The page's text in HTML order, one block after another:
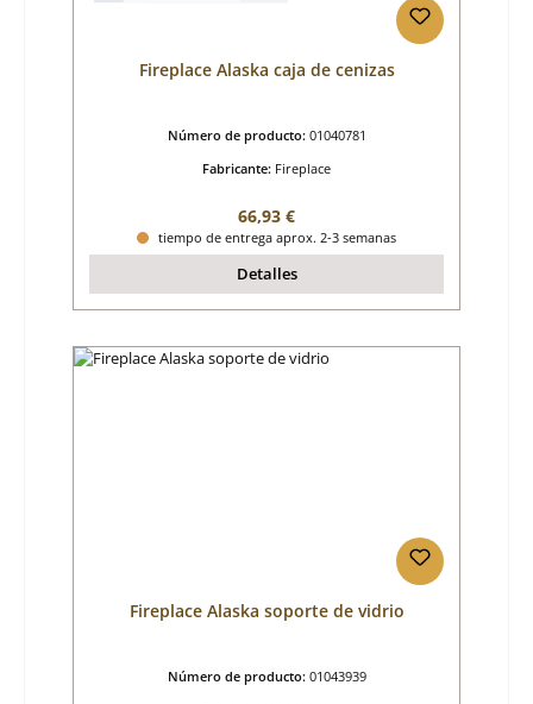
Fireplace Alaska caja de cenizas
Número de producto: 01040781
Fabricante: Fireplace
Precio normal:
66,93 €
tiempo de entrega aprox. 2-3 semanas
Detalles
Fireplace Alaska soporte de vidrio
Número de producto: 01043939